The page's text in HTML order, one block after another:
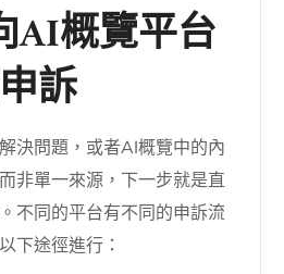
AI概覽平台
訴
決問題，或者AI概覽中的內
非單一來源，下一步就是直
不同的平台有不同的申訴流
下途徑進行：